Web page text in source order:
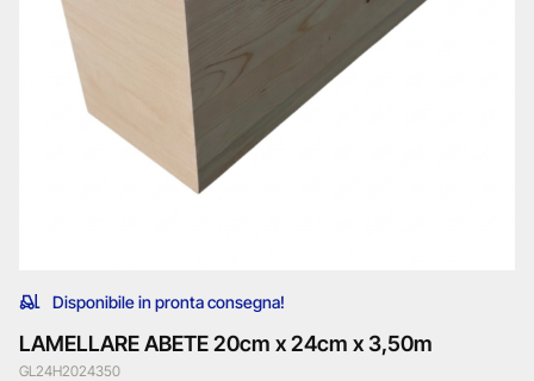
Disponibile in pronta consegna!
LAMELLARE ABETE 20cm x 24cm x 3,50m
GL24H2024350